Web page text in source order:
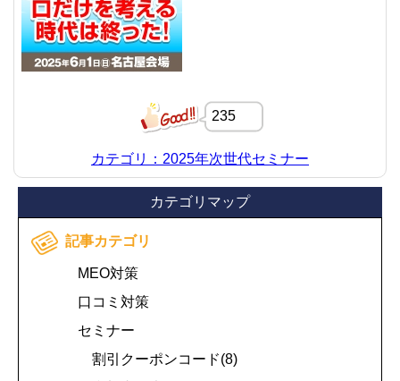
235
カテゴリ：2025年次世代セミナー
カテゴリマップ
記事カテゴリ
MEO対策
口コミ対策
セミナー
割引クーポンコード(8)